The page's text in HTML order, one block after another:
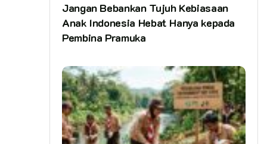
Jangan Bebankan Tujuh Kebiasaan
Anak Indonesia Hebat Hanya kepada
Pembina Pramuka